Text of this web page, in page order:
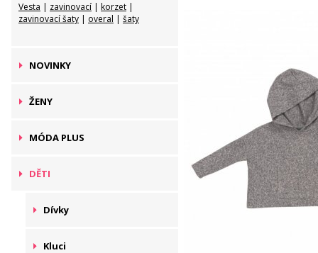
Vesta | zavinovací | korzet |
zavinovací šaty | overal | šaty
NOVINKY
ŽENY
MÓDA PLUS
DĚTI
Dívky
Kluci